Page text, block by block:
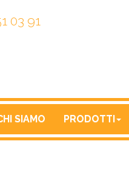
03 91
SIAMO PRODOTTI